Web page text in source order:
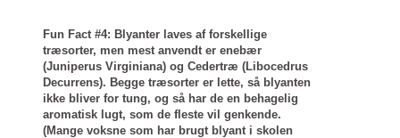
Fun Fact #4: Blyanter laves af forskellige
træsorter, men mest anvendt er enebær
(Juniperus Virginiana) og Cedertræ (Libocedrus
Decurrens). Begge træsorter er lette, så blyanten
ikke bliver for tung, og så har de en behagelig
aromatisk lugt, som de fleste vil genkende.
(Mange voksne som har brugt blyant i skolen